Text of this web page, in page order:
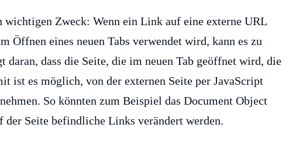
Zweck: Wenn ein Link auf eine externe URL
Öffnen eines neuen Tabs verwendet wird, kann es zu
dass die Seite, die im neuen Tab geöffnet wird, die
ist es möglich, von der externen Seite per JavaScript
So könnten zum Beispiel das Document Object
Seite befindliche Links verändert werden.